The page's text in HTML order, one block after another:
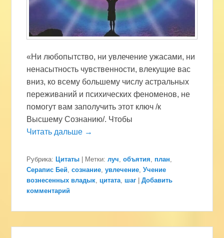
«Ни любопытство, ни увлечение ужасами, ни
ненасытность чувственности, влекущие вас
вниз, ко всему большему числу астральных
переживаний и психических феноменов, не
помогут вам заполучить этот ключ /к
Высшему Сознанию/. Чтобы
Читать дальше →
Рубрика: Цитаты Метки: луч,объятия, план,
Серапис Бей,сознание,увлечение,Учение
вознесенных владык, цитата, шаг |Добавить
комментарий